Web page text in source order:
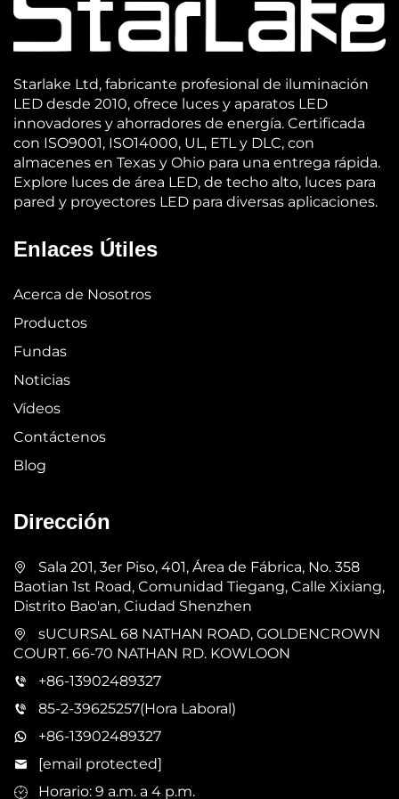
Starlake Ltd, fabricante profesional de iluminación
LED desde 2010, ofrece luces y aparatos LED
innovadores y ahorradores de energía. Certificada
con ISO9001, ISO14000, UL, ETL y DLC, con
almacenes en Texas y Ohio para una entrega rápida.
Explore luces de área LED, de techo alto, luces para
pared y proyectores LED para diversas aplicaciones.
Enlaces Útiles
Acerca de Nosotros
Productos
Fundas
Noticias
Vídeos
Contáctenos
Blog
Dirección
Sala 201, 3er Piso, 401, Área de Fábrica, No. 358
Baotian 1st Road, Comunidad Tiegang, Calle Xixiang,
Distrito Bao'an, Ciudad Shenzhen
sUCURSAL 68 NATHAN ROAD, GOLDENCROWN
COURT. 66-70 NATHAN RD. KOWLOON
+86-13902489327
85-2-39625257(Hora Laboral)
+86-13902489327
[email protected]
Horario: 9 a.m. a 4 p.m.